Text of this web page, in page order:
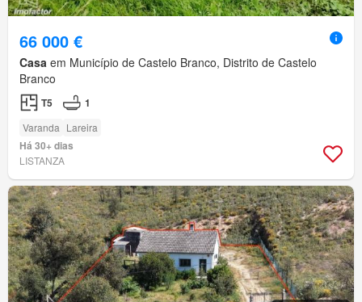
66 000 €
Casa em Município de Castelo Branco, Distrito de Castelo
Branco
T5 1
Varanda Lareira
Há 30+ dias
LISTANZA